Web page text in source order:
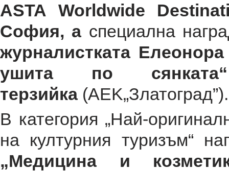
ASTA Worldwide
София, а специална
журналистката
ушита по
терзийка(AEK„Златоград”).
В категория „Най-
на културния туризъм“
„Медицина и